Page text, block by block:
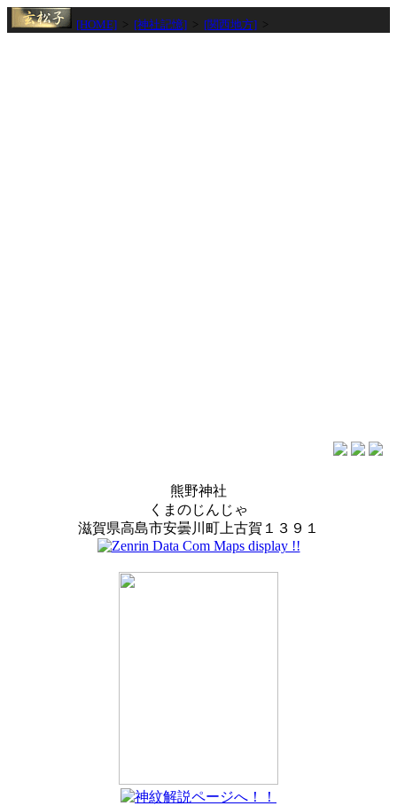
[HOME] [神社記憶] [関西地方]
熊野神社
くまのじんじゃ
滋賀県高島市安曇川町上古賀１３９１